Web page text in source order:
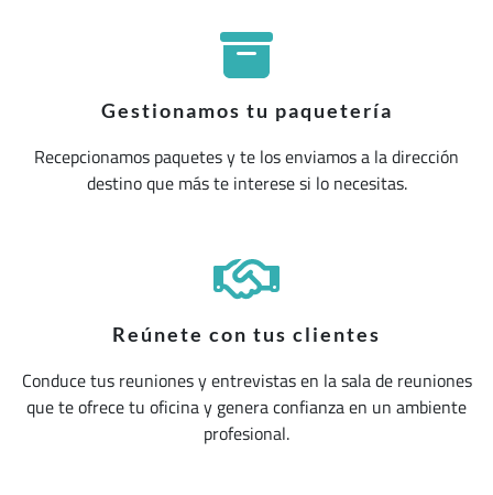
Gestionamos tu paquetería
Recepcionamos paquetes y te los enviamos a la dirección
destino que más te interese si lo necesitas.
Reúnete con tus clientes
Conduce tus reuniones y entrevistas en la sala de reuniones
que te ofrece tu oficina y genera confianza en un ambiente
profesional.